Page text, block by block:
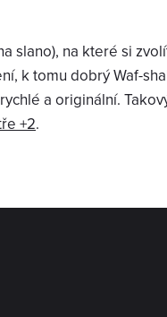
slano), na které si
k tomu dobrý Waf-
a originální.
+2.